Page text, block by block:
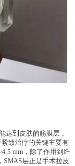
达到皮肤的筋膜层，
致治疗的关键主要有
mm，除了作用到纤
SMAS层正是手术拉皮